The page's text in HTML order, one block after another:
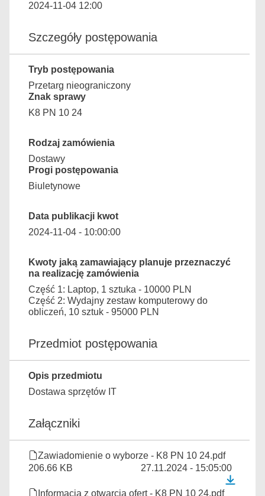
2024-11-04 12:00
Szczegóły postępowania
Tryb postępowania
Przetarg nieograniczony
Znak sprawy
K8 PN 10 24
Rodzaj zamówienia
Dostawy
Progi postępowania
Biuletynowe
Data publikacji kwot
2024-11-04 - 10:00:00
Kwoty jaką zamawiający planuje przeznaczyć
na realizację zamówienia
Część 1: Laptop, 1 sztuka - 10000 PLN
Część 2: Wydajny zestaw komputerowy do
obliczeń, 10 sztuk - 95000 PLN
Przedmiot postępowania
Opis przedmiotu
Dostawa sprzętów IT
Załączniki
Zawiadomienie o wyborze - K8 PN 10 24.pdf
206.66 KB
27.11.2024 - 15:05:00
Informacja z otwarcia ofert - K8 PN 10 24.pdf